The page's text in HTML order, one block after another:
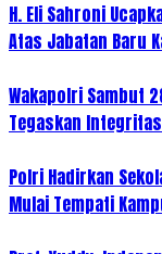
H. Eli Sahroni
Atas Jabatan Baru
Wakapolri Sambut
Tegaskan
Polri Hadirkan
Mulai Tempati